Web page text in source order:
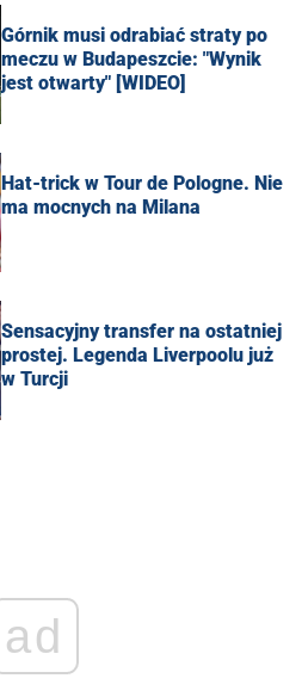
Górnik musi odrabiać straty po
meczu w Budapeszcie: "Wynik
jest otwarty" [WIDEO]
Hat-trick w Tour de Pologne. Nie
ma mocnych na Milana
Sensacyjny transfer na ostatniej
prostej. Legenda Liverpoolu już
w Turcji
ad